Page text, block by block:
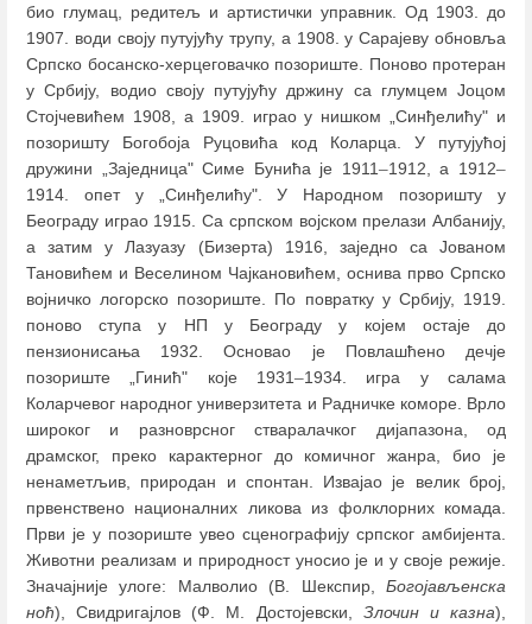
био глумац, редитељ и артистички управник. Од 1903. до
1907. води своју путујућу трупу, а 1908. у Сарајеву обновља
Српско босанско-херцеговачко позориште. Поново протеран
у Србију, водио своју путујућу држину са глумцем Јоцом
Стојчевићем 1908, а 1909. играо у нишком „Синђелићу" и
позоришту Богобоја Руцовића код Коларца. У путујућој
дружини „Заједница" Симе Бунића је 1911–1912, а 1912–
1914. опет у „Синђелићу". У Народном позоришту у
Београду играо 1915. Са српском војском прелази Албанију,
а затим у Лазуазу (Бизерта) 1916, заједно са Јованом
Тановићем и Веселином Чајкановићем, оснива прво Српско
војничко логорско позориште. По повратку у Србију, 1919.
поново ступа у НП у Београду у којем остаје до
пензионисања 1932. Основао је Повлашћено дечје
позориште „Гинић" које 1931–1934. игра у салама
Коларчевог народног универзитета и Радничке коморе. Врло
широког и разноврсног стваралачког дијапазона, од
драмског, преко карактерног до комичног жанра, био је
ненаметљив, природан и спонтан. Извајао је велик број,
првенствено националних ликова из фолклорних комада.
Први је у позориште увео сценографију српског амбијента.
Животни реализам и природност уносио је и у своје режије.
Значајније улоге: Малволио (В. Шекспир, Богојављенска
ноћ), Свидригајлов (Ф. М. Достојевски, Злочин и казна),